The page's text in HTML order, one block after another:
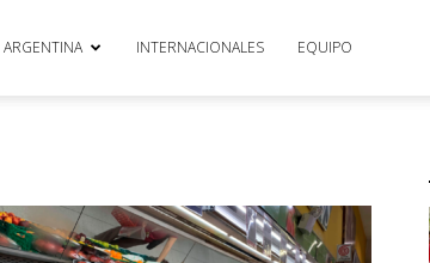
ARGENTINA INTERNACIONALES EQUIPO